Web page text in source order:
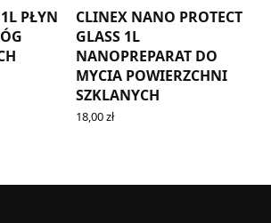
PŁYN
CLINEX NANO PROTECT
GLASS 1L
NANOPREPARAT DO
MYCIA POWIERZCHNI
SZKLANYCH
18,00zł